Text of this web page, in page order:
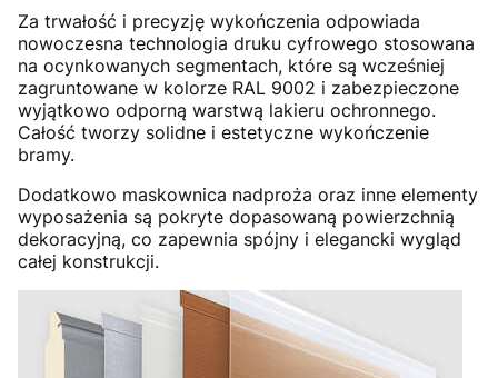
Za trwałość i precyzję wykończenia odpowiada
nowoczesna technologia druku cyfrowego stosowana
na ocynkowanych segmentach, które są wcześniej
zagruntowane w kolorze RAL 9002 i zabezpieczone
wyjątkowo odporną warstwą lakieru ochronnego.
Całość tworzy solidne i estetyczne wykończenie
bramy.
Dodatkowo maskownica nadproża oraz inne elementy
wyposażenia są pokryte dopasowaną powierzchnią
dekoracyjną, co zapewnia spójny i elegancki wygląd
całej konstrukcji.